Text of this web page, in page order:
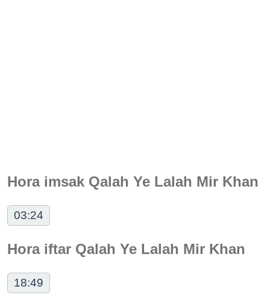
Hora imsak Qalah Ye Lalah Mir Khan
03:24
Hora iftar Qalah Ye Lalah Mir Khan
18:49